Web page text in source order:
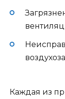
Каждая из